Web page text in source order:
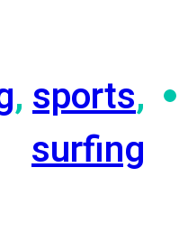
,sports,
surfing